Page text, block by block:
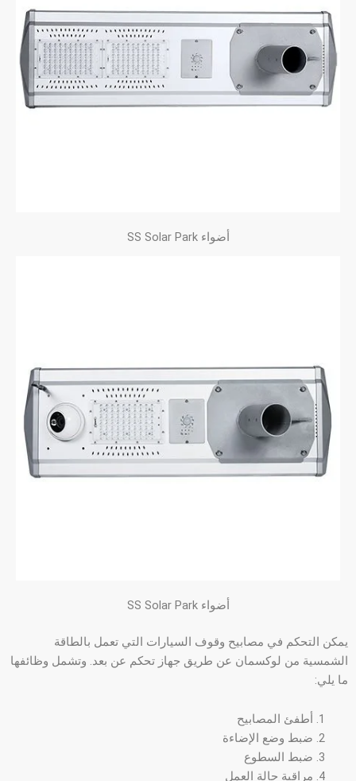
أضواء SS Solar Park
أضواء SS Solar Park
يمكن التحكم في مصابيح وقوف السيارات التي تعمل بالطاقة
الشمسية من لوكسمان عن طريق جهاز تحكم عن بعد. وتشمل وظائفها
ما يلي:
أطفئ المصابيح
ضبط وضع الإضاءة
ضبط السطوع
مراقبة حالة العمل